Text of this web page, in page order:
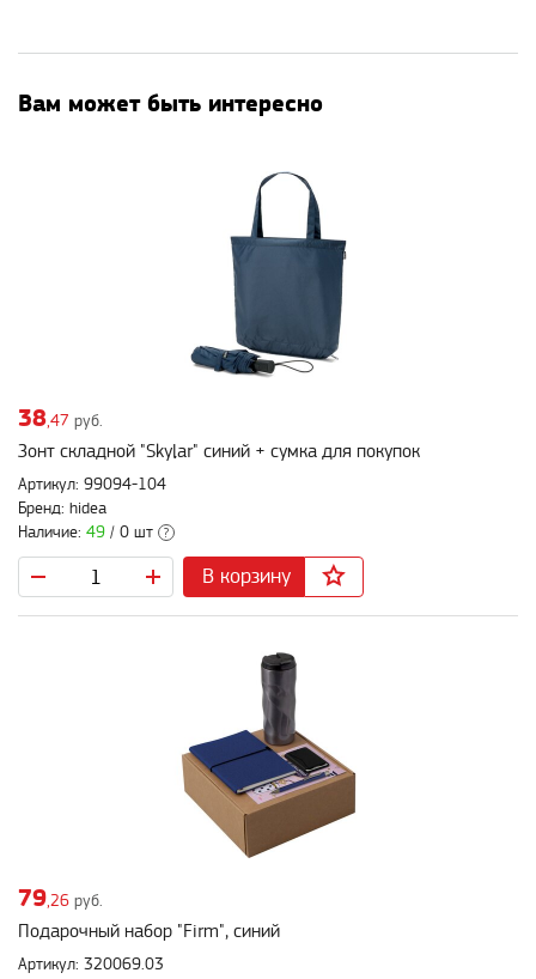
Вам может быть интересно
38,47 руб.
Зонт складной "Skylar" синий + сумка для покупок
Артикул: 99094-104
Бренд: hidea
Наличие: 49 / 0 шт ?
В корзину
79,26 руб.
Подарочный набор "Firm", синий
Артикул: 320069.03